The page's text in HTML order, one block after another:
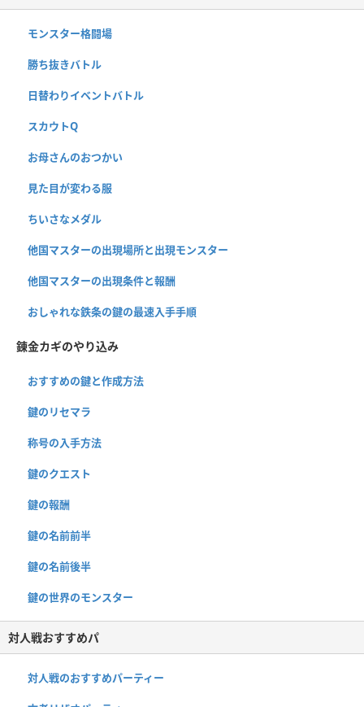
モンスター格闘場
勝ち抜きバトル
日替わりイベントバトル
スカウトQ
お母さんのおつかい
見た目が変わる服
ちいさなメダル
他国マスターの出現場所と出現モンスター
他国マスターの出現条件と報酬
おしゃれな鉄条の鍵の最速入手手順
錬金カギのやり込み
おすすめの鍵と作成方法
鍵のリセマラ
称号の入手方法
鍵のクエスト
鍵の報酬
鍵の名前前半
鍵の名前後半
鍵の世界のモンスター
対人戦おすすめパ
対人戦のおすすめパーティー